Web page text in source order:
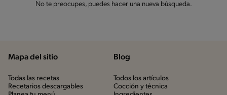
No te preocupes, puedes hacer una nueva búsqueda.
Mapa del sitio
Todas las recetas
Recetarios descargables
Blog
Todos los artículos
Cocción y técnica